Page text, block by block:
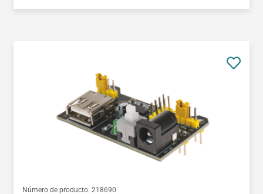
Número de producto: 218690